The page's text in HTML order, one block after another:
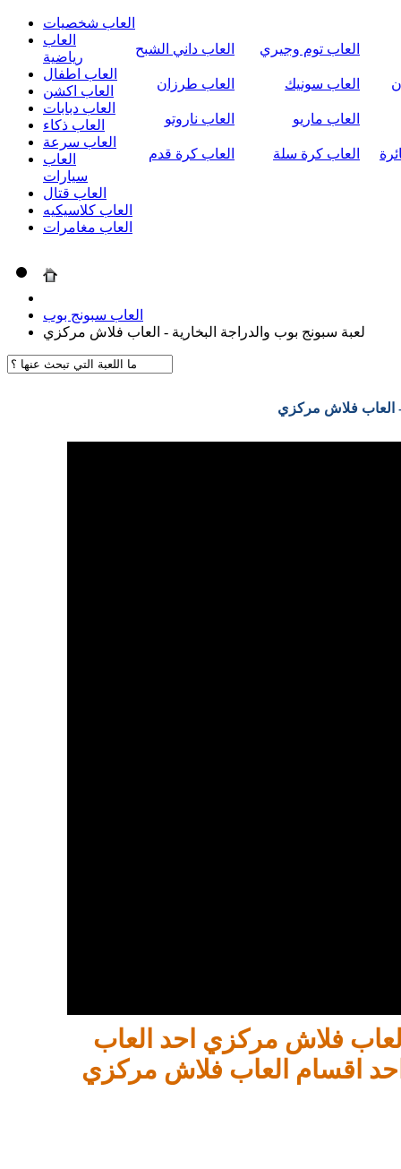
العاب شخصيات
العاب توم وجيري
العاب داني الشبح
العاب سونيك العاب طرزان
العاب ماريو العاب ناروتو
العاب
رياضية
العاب كرة سلة العاب كرة قدم
العاب اطفال
العاب اكشن
العاب دبابات
العاب ذكاء
العاب سرعة
العاب
سيارات
العاب قتال
العاب كلاسيكيه
العاب مغامرات
العاب سبونج بوب
لعبة سبونج بوب والدراجة البخارية - العاب فلاش مركزي
- العاب فلاش مركزي
فلاش مركزي احد العاب
اقسام العاب فلاش مركزي